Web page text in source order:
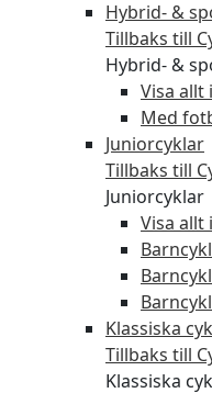
Hybrid- &
Tillbaks till
Hybrid- &
Visa
Med
Juniorcyklar
Tillbaks till
Juniorcyklar
Visa allt
Klassiska
Tillbaks till
Klassiska